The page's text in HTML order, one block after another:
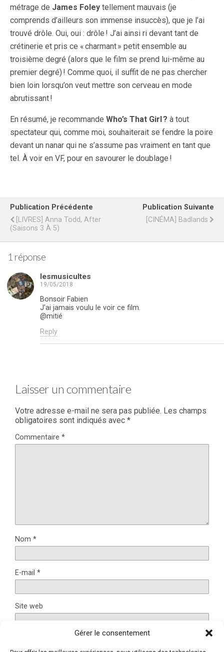
Gérer le consentement
métrage de James Foley tellement mauvais (je
comprends d’ailleurs son immense insuccès), que je l’ai
trouvé drôle. Oui, oui : drôle ! J’ai ainsi ri devant tant de
crétinerie et pris ce « charmant » petit ensemble au
troisième degré (alors que le film se prend lui-même au
premier degré) ! Comme quoi, il suffit de ne pas chercher
bien loin lorsqu’on veut mettre son cerveau en mode
abrutissant !
En résumé, je recommande Who’s That Girl ? à tout
spectateur qui, comme moi, souhaiterait se fendre la poire
devant un nanar qui ne s’assume pas vraiment en tant que
tel. À voir en VF, pour en savourer le doublage !
Publication Précédente
[LIVRES] Anna Todd, After
(Saisons 3 À 5)
Publication Suivante
[CINÉMA] Badlands
1 réponse
lesmusicultes
19/05/2018
Bonsoir Fabien
J’ai jamais voulu le voir ce film.
@mitié
Reply
Laisser un commentaire
Votre adresse e-mail ne sera pas publiée. Les champs
obligatoires sont indiqués avec *
Commentaire *
Nom *
E-mail *
Site web